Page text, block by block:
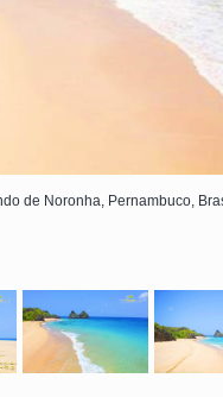
de Noronha, Pernambuco,